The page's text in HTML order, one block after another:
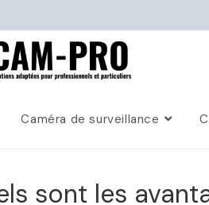
Caméra de surveillance
sont les